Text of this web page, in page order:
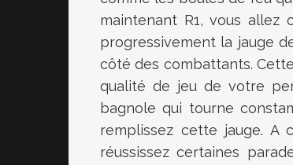
maintenant R1, vous
progressivement la jauge
côté des combattants.
qualité de jeu de votre
bagnole qui tourne
remplissez cette jauge. A
réussissez certaines